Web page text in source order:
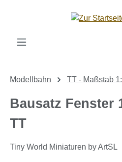
Zum Hauptinhalt springen
Modellbahn TT - Maßstab
Bausatz Fenster
TT
Tiny World Miniaturen by ArtSL